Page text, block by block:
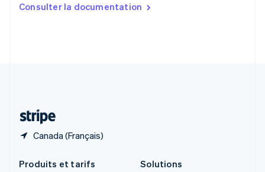
Consulter la documentation
Canada (Français)
English
Produits et tarifs
Solutions